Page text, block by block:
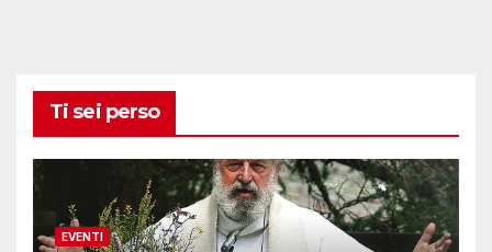
Ti sei perso
EVENTI